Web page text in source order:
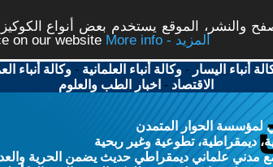
والنشر، الموقع يستخدم بعض أنواع
on our website
More info - المزيد
أنباء اليسار -وكالة أنباء العلمانية -وكالة أنباء
الاقتصاد - اخبار الطب والعلوم
لمؤسسة الحوار المتمدن
ديمقراطية، تطوعية وغير ربحية
علماني ديمقراطي حديث يضمن الحرية